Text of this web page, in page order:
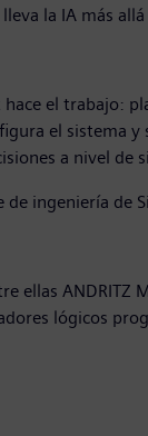
la IA más
el
el sistema
a nivel de
ingeniería de
ANDRITZ
lógicos